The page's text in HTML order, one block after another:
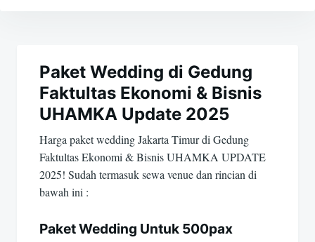
posPaket Wedding di Gedung
Faktultas Ekonomi & Bisnis
UHAMKA Update 2025
Harga paket wedding Jakarta Timur di Gedung
Faktultas Ekonomi & Bisnis UHAMKA UPDATE
2025! Sudah termasuk sewa venue dan rincian di
bawah ini :
Paket Wedding Untuk 500pax